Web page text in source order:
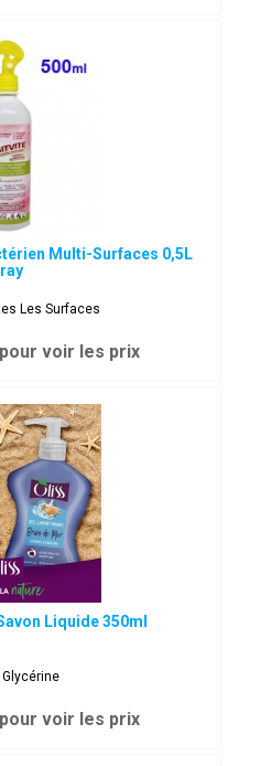
Multi-Surfaces 0,5L
Les Surfaces
voir les prix
Liquide 350ml
voir les prix